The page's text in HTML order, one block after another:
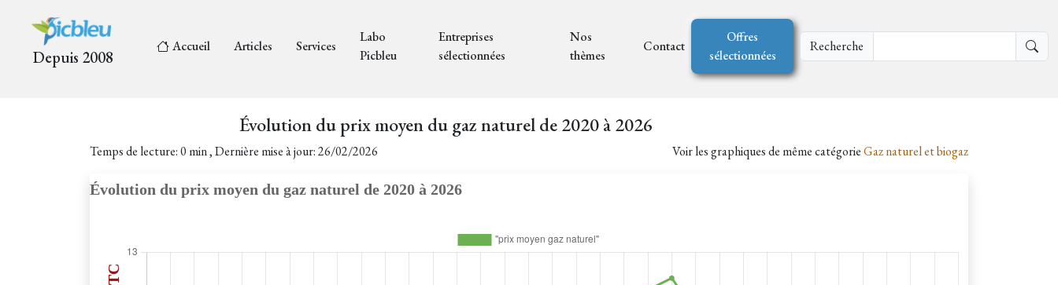
Depuis 2008
Accueil Articles Services
Labo
Picbleu
Entreprises
sélectionnées
Nos
thèmes
Contact
Offres
sélectionnées
Recherche
Évolution du prix moyen du gaz naturel de 2020 à 2026
Temps de lecture: 0 min , Dernière mise à jour: 26/02/2026 Voir les graphiques de même catégorieGaz naturel et biogaz